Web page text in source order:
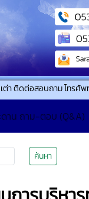
ถาม โทรศัพท์. 053-
ดาน ถาม-ตอบ (Q&A)
ค้นหา